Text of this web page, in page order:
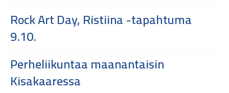
Rock Art Day, Ristiina -tapahtuma
9.10.
Perheliikuntaa maanantaisin
Kisakaaressa